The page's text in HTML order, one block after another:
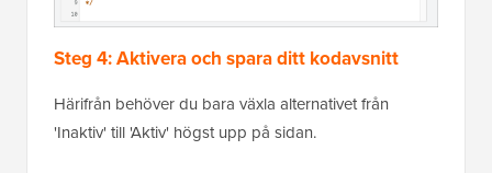
Steg 4: Aktivera och spara ditt kodavsnitt
Härifrån behöver du bara växla alternativet från
'Inaktiv' till 'Aktiv' högst upp på sidan.